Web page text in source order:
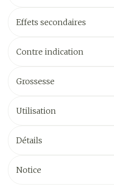
Effets secondaires
Contre indication
Grossesse
Utilisation
Détails
Notice